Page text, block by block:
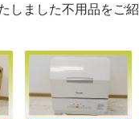
しました不用品をご紹